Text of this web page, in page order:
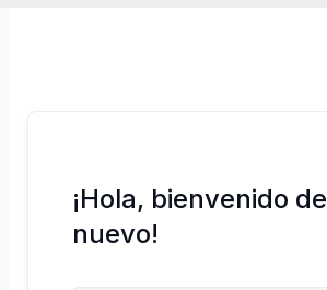
¡Hola, bienvenido de
nuevo!